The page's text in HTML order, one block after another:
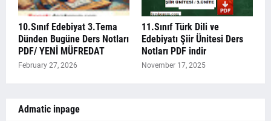
10.Sınıf Edebiyat 3.Tema
Dünden Bugüne Ders Notları
PDF/ YENİ MÜFREDAT
February 27, 2026
11.Sınıf Türk Dili ve
Edebiyatı Şiir Ünitesi Ders
Notları PDF indir
November 17, 2025
Admatic inpage